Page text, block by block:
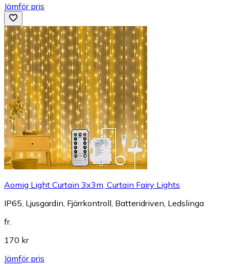
Jämför pris
Aomig Light Curtain 3x3m, Curtain Fairy Lights
IP65, Ljusgardin, Fjärrkontroll, Batteridriven, Ledslinga
fr.
170 kr
Jämför pris